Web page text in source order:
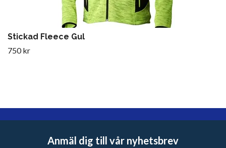
Stickad Fleece Gul
750 kr
Anmäl dig till vår nyhetsbrev